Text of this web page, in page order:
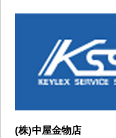
(株)中屋金物店